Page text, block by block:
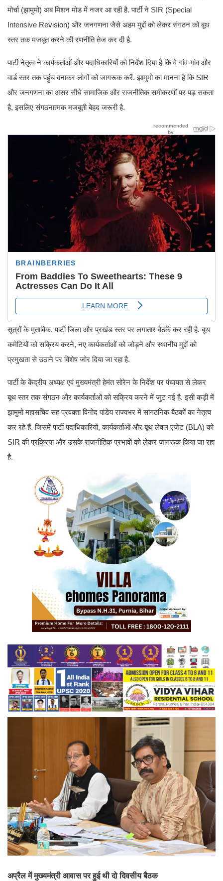
मोर्चा (झामुमो) अब मिशन मोड में नजर आ रही है. पार्टी ने SIR (Special
Intensive Revision) और जनगणना जैसे अहम मुद्दों को लेकर संगठन को बूथ
स्तर तक मजबूत करने की रणनीति तेज कर दी है.
पार्टी नेतृत्व ने कार्यकर्ताओं और पदाधिकारियों को निर्देश दिया है कि वे गांव-गांव और
वार्ड स्तर तक पहुंच बनाकर लोगों को जागरूक करें. झामुमो का मानना है कि SIR
और जनगणना का असर सीधे सामाजिक और राजनीतिक समीकरणों पर पड़ सकता
है, इसलिए संगठनात्मक मजबूती बेहद जरूरी है.
सूत्रों के मुताबिक, पार्टी जिला और प्रखंड स्तर पर लगातार बैठकें कर रही है. बूथ
कमेटियों को सक्रिय करने, नए कार्यकर्ताओं को जोड़ने और स्थानीय मुद्दों को
प्रमुखता से उठाने पर विशेष जोर दिया जा रहा है.
पार्टी के केंद्रीय अध्यक्ष एवं मुख्यमंत्री हेमंत सोरेन के निर्देश पर पंचायत से लेकर
बूथ स्तर तक संगठन और कार्यकर्ताओं को सक्रिय करने में जुट गई है. इसी कड़ी में
झामुमो महासचिव सह प्रवक्ता विनोद पांडेय राज्यभर में सांगठनिक बैठकों का नेतृत्व
कर रहे हैं. जिसमें पार्टी पदाधिकारियों, कार्यकर्ताओं और बूथ लेवल एजेंट (BLA) को
SIR की प्रक्रिया और उसके राजनीतिक प्रभावों को लेकर जागरूक किया जा रहा
है.
अप्रैल में मुख्यमंत्री आवास पर हुई थी दो दिवसीय बैठक